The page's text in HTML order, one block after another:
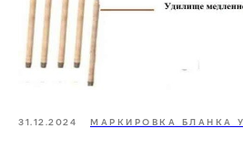
31.12.2024 МАРКИРОВКА БЛАНКА